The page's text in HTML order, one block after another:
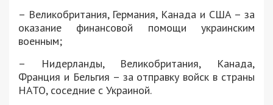
– Великобритания, Германия, Канада и США – за
оказание финансовой помощи украинским
военным;
– Нидерланды, Великобритания, Канада,
Франция и Бельгия – за отправку войск в страны
НАТО, соседние с Украиной.